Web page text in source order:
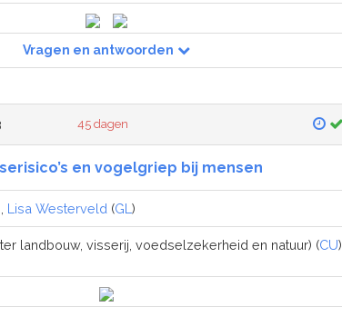
Vragen en antwoorden
45 dagen
en vogelgriep bij mensen
Lisa Westerveld (GL )
landbouw, visserij, voedselzekerheid en natuur) (CU),